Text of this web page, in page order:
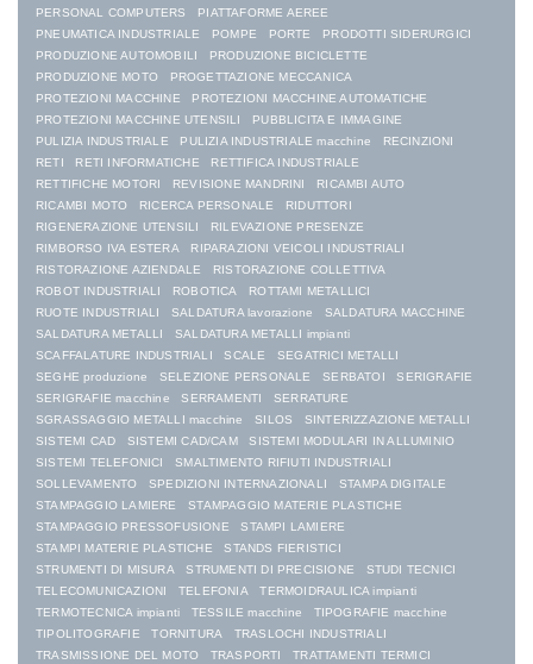
PERSONAL COMPUTERS
PIATTAFORME AEREE
PNEUMATICA INDUSTRIALE
POMPE PORTE
PRODOTTI SIDERURGICI
PRODUZIONE AUTOMOBILI
PRODUZIONE BICICLETTE
PRODUZIONE MOTO
PROGETTAZIONE MECCANICA
PROTEZIONI MACCHINE
PROTEZIONI MACCHINE AUTOMATICHE
PROTEZIONI MACCHINE UTENSILI
PUBBLICITA E IMMAGINE
PULIZIA INDUSTRIALE
PULIZIA INDUSTRIALE macchine
RECINZIONI
RETI
RETI INFORMATICHE
RETTIFICA INDUSTRIALE
RETTIFICHE MOTORI
REVISIONE MANDRINI
RICAMBI AUTO
RICAMBI MOTO
RICERCA PERSONALE
RIDUTTORI
RIGENERAZIONE UTENSILI
RILEVAZIONE PRESENZE
RIMBORSO IVA ESTERA
RIPARAZIONI VEICOLI INDUSTRIALI
RISTORAZIONE AZIENDALE
RISTORAZIONE COLLETTIVA
ROBOT INDUSTRIALI
ROBOTICA
ROTTAMI METALLICI
RUOTE INDUSTRIALI
SALDATURA lavorazione
SALDATURA MACCHINE
SALDATURA METALLI
SALDATURA METALLI impianti
SCAFFALATURE INDUSTRIALI
SCALE
SEGATRICI METALLI
SEGHE produzione
SELEZIONE PERSONALE SERBATOI
SERIGRAFIE
SERIGRAFIE macchine
SERRAMENTI
SERRATURE
SGRASSAGGIO METALLI macchine
SILOS
SINTERIZZAZIONE METALLI
SISTEMI CAD
SISTEMI CAD/CAM
SISTEMI MODULARI IN ALLUMINIO
SISTEMI TELEFONICI
SMALTIMENTO RIFIUTI INDUSTRIALI
SOLLEVAMENTO
SPEDIZIONI INTERNAZIONALI
STAMPA DIGITALE
STAMPAGGIO LAMIERE
STAMPAGGIO MATERIE PLASTICHE
STAMPAGGIO PRESSOFUSIONE
STAMPI LAMIERE
STAMPI MATERIE PLASTICHE
STANDS FIERISTICI
STRUMENTI DI MISURA
STRUMENTI DI PRECISIONE
STUDI TECNICI
TELECOMUNICAZIONI
TELEFONIA
TERMOIDRAULICA impianti
TERMOTECNICA impianti
TESSILE macchine
TIPOGRAFIE macchine
TIPOLITOGRAFIE
TORNITURA
TRASLOCHI INDUSTRIALI
TRASMISSIONE DEL MOTO
TRASPORTI
TRATTAMENTI TERMICI